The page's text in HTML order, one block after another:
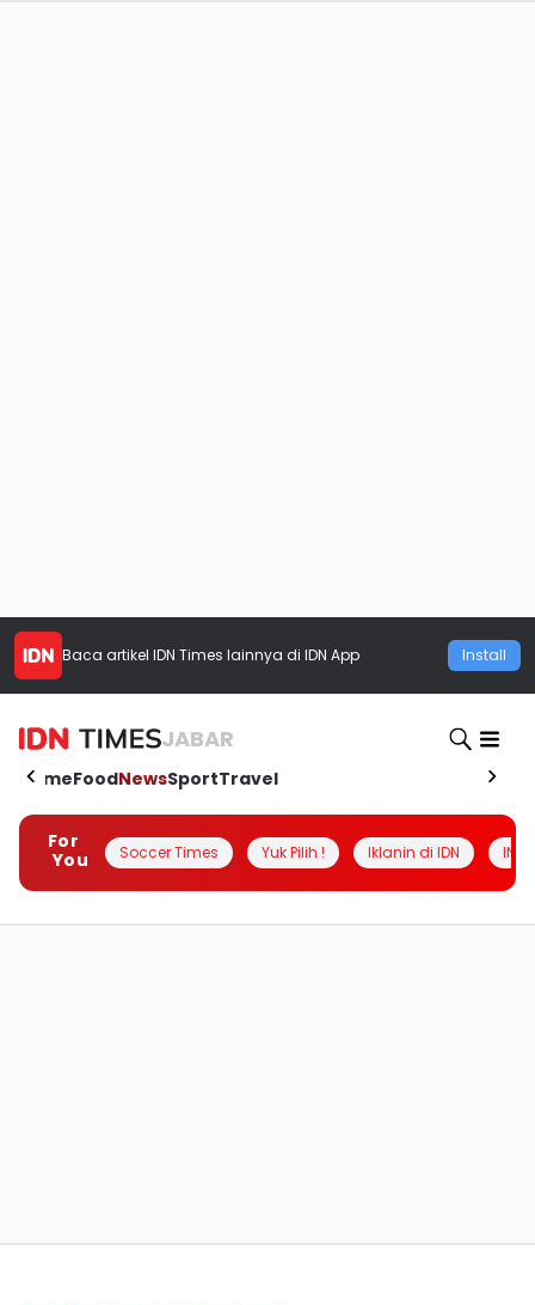
Baca artikel IDN Times lainnya di IDN App Install
JABAR
HomeFoodNewsSportTravel
For
You
Soccer Times Yuk Pilih ! Iklanin di IDN